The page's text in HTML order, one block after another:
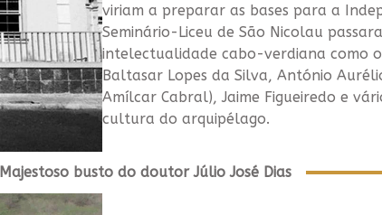
viriam a preparar as bases para a
Seminário-Liceu de São Nicolau
intelectualidade cabo-verdiana como
Baltasar Lopes da Silva, António
Amílcar Cabral), Jaime Figueiredo e
cultura do arquipélago.
Majestoso busto do doutor Júlio José Dias